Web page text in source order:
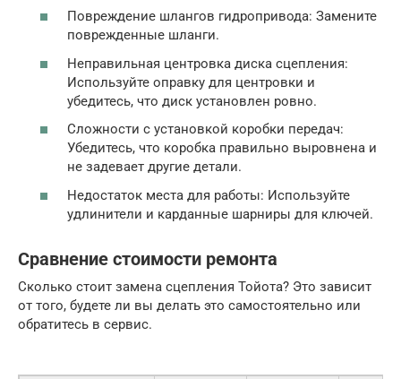
Повреждение шлангов гидропривода: Замените
поврежденные шланги.
Неправильная центровка диска сцепления:
Используйте оправку для центровки и
убедитесь, что диск установлен ровно.
Сложности с установкой коробки передач:
Убедитесь, что коробка правильно выровнена и
не задевает другие детали.
Недостаток места для работы: Используйте
удлинители и карданные шарниры для ключей.
Сравнение стоимости ремонта
Сколько стоит замена сцепления Тойота? Это зависит
от того, будете ли вы делать это самостоятельно или
обратитесь в сервис.